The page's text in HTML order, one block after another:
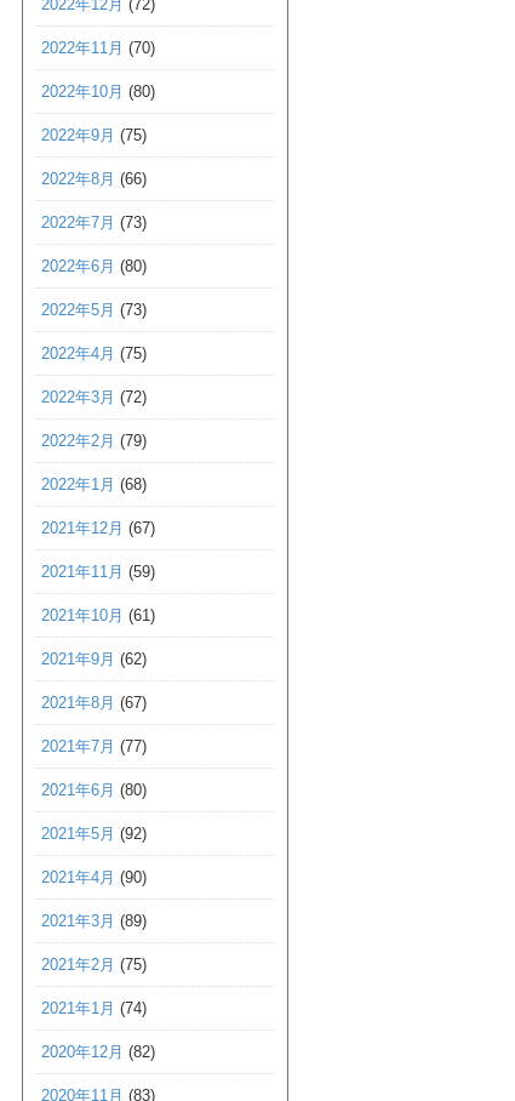
2022年12月 (72)
2022年11月 (70)
2022年10月 (80)
2022年9月 (75)
2022年8月 (66)
2022年7月 (73)
2022年6月 (80)
2022年5月 (73)
2022年4月 (75)
2022年3月 (72)
2022年2月 (79)
2022年1月 (68)
2021年12月 (67)
2021年11月 (59)
2021年10月 (61)
2021年9月 (62)
2021年8月 (67)
2021年7月 (77)
2021年6月 (80)
2021年5月 (92)
2021年4月 (90)
2021年3月 (89)
2021年2月 (75)
2021年1月 (74)
2020年12月 (82)
2020年11月 (83)